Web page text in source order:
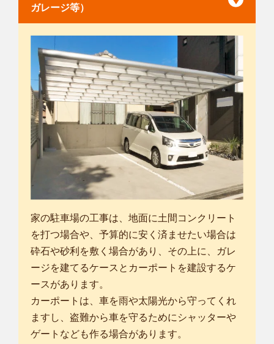
ガレージ等）
家の駐車場の工事は、地面に土間コンクリート
を打つ場合や、予算的に安く済ませたい場合は
砕石や砂利を敷く場合があり、その上に、ガレ
ージを建てるケースとカーポートを建設するケ
ースがあります。
カーポートは、車を雨や太陽光から守ってくれ
ますし、盗難から車を守るためにシャッターや
ゲートなども作る場合があります。